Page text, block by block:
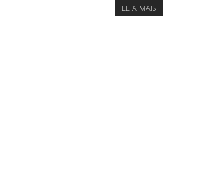
LEIA MAIS